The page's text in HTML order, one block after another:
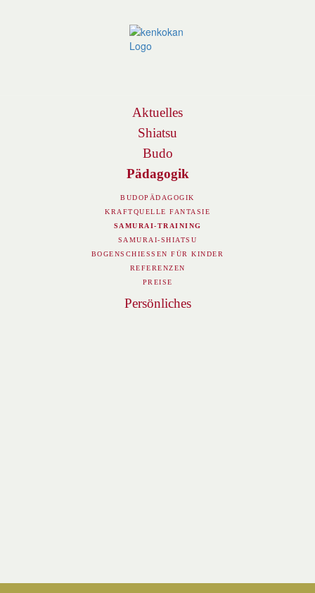
Aktuelles
Shiatsu
Budo
Pädagogik
BUDOPÄDAGOGIK
KRAFTQUELLE FANTASIE
SAMURAI-TRAINING
SAMURAI-SHIATSU
BOGENSCHIESSEN FÜR KINDER
REFERENZEN
PREISE
Persönliches